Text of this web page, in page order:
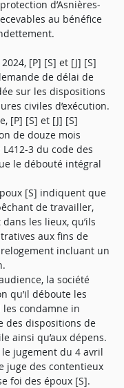
d’Asnières-
au bénéfice
[P] [S] et [J] [S]
de délai de
sur les dispositions
civiles d’exécution.
[P] [S] et [J] [S]
de douze mois
3 du code des
le débouté intégral
[S] indiquent que
de travailler,
les lieux, qu’ils
aux fins de
incluant un
la société
qu’il déboute les
condamne in
des dispositions de
ainsi qu’aux dépens.
jugement du 4 avril
juge des contentieux
foi des époux [S].